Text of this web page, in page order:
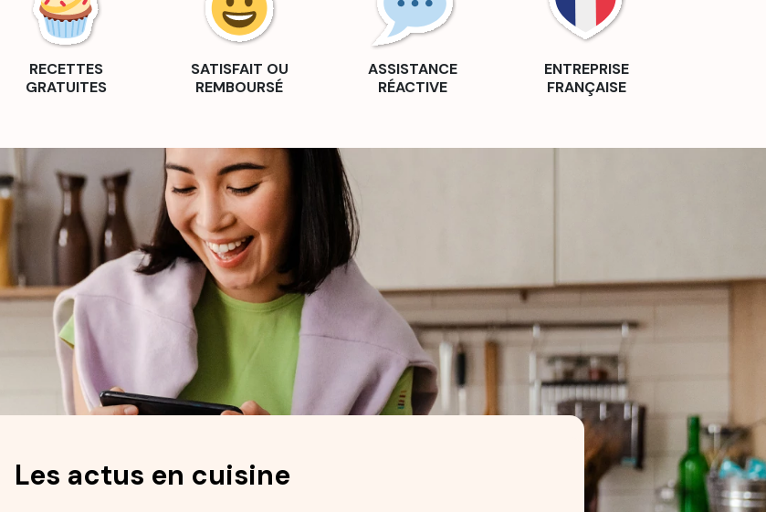
RECETTES
GRATUITES
SATISFAIT OU
REMBOURSÉ
ASSISTANCE
RÉACTIVE
ENTREPRISE
FRANÇAISE
Les actus en cuisine